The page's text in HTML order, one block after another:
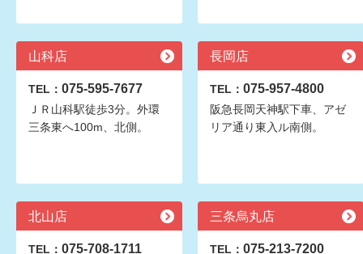
山科店
TEL： 075-595-7677
ＪＲ山科駅徒歩3分。外環
三条東へ100m、北側。
長岡店
TEL： 075-957-4800
阪急長岡天神駅下車、アゼ
リア通り東入ル南側。
北山店
TEL： 075-708-1711
三条烏丸店
TEL： 075-213-7200